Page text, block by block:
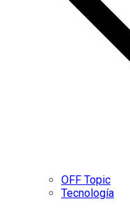
OFF Topic
Tecnología